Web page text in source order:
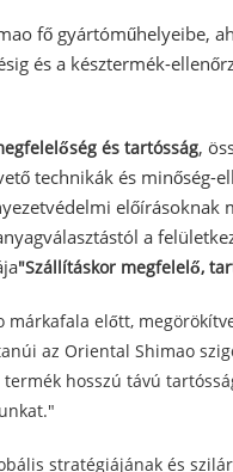
fő gyártóműhelyeibe,
és a késztermék-
és tartósság,
technikák és minőség-
előírásoknak
a
"Szállításkor megfelelő,
előtt,
az Oriental Shimao
hosszú távú
stratégiájának és